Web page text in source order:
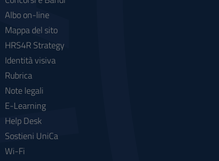
Albo on-line
Mappa del sito
HRS4R Strategy
Identità visiva
Rubrica
Note legali
E-Learning
Help Desk
Sostieni UniCa
Wi-Fi